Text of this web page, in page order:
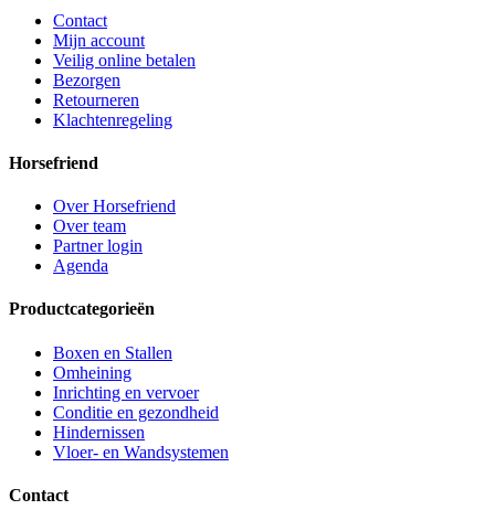
Contact
Mijn account
Veilig online betalen
Bezorgen
Retourneren
Klachtenregeling
Horsefriend
Over Horsefriend
Over team
Partner login
Agenda
Productcategorieën
Boxen en Stallen
Omheining
Inrichting en vervoer
Conditie en gezondheid
Hindernissen
Vloer- en Wandsystemen
Contact